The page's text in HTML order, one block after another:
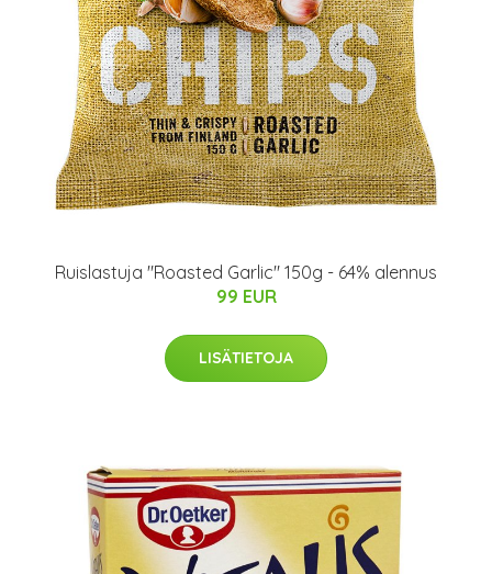
Ruislastuja "Roasted Garlic" 150g - 64% alennus
99 EUR
LISÄTIETOJA